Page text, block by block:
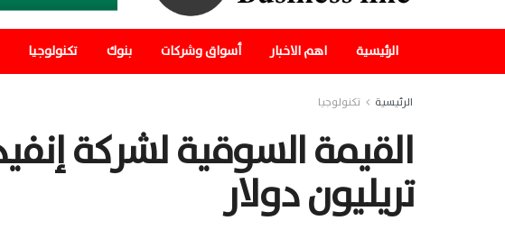
الرئيسية اهم الاخبار أسواق وشركات بنوك تكنولوجيا
الرئيسية تكنولوجيا
تريليون دولار